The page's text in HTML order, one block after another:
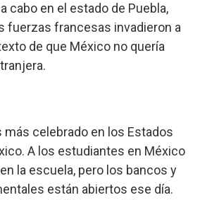
cabo en el estado de Puebla,
fuerzas francesas invadieron a
de que México no quería
celebrado en los Estados
A los estudiantes en México
la escuela, pero los bancos y
están abiertos ese día.